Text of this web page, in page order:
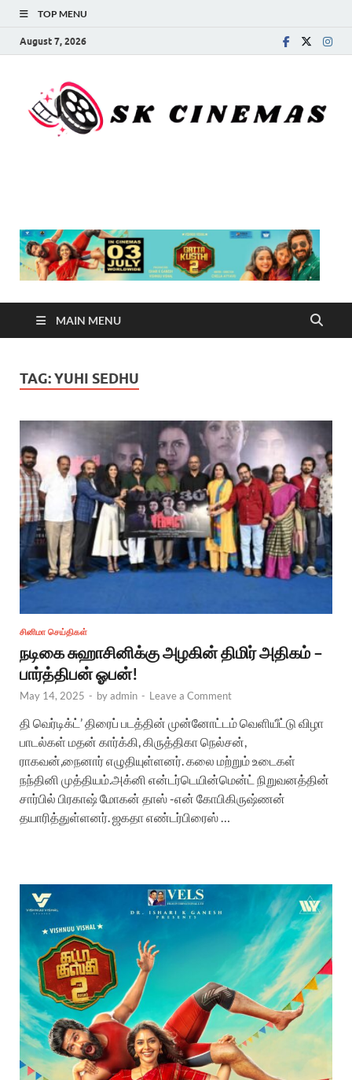
TOP MENU
August 7, 2026
MAIN MENU
TAG:YUHI SEDHU
சினிமா செய்திகள்
நடிகை சுஹாசினிக்கு அழகின் திமிர் அதிகம் –
பார்த்திபன் ஓபன்!
May 14, 2025 - byadmin - Leave a Comment
தி வெர்டிக்ட்’ திரைப் படத்தின் முன்னோட்டம் வெளியீட்டு விழா
பாடல்கள் மதன் கார்க்கி, கிருத்திகா நெல்சன்,
ராகவன்,நைனார் எழுதியுள்ளனர். கலை மற்றும் உடைகள்
நந்தினி முத்தியம்.அக்னி என்டர்டெயின்மென்ட் நிறுவனத்தின்
சார்பில் பிரகாஷ் மோகன் தாஸ் -என் கோபிகிருஷ்ணன்
தயாரித்துள்ளனர். ஜகதா எண்டர்பிரைஸ் …